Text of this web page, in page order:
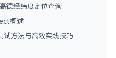
德经纬度定位查询
概述
试方法与高效实践技巧